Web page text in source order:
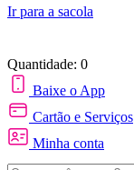
Ir para a sacola
Quantidade: 0
Baixe o App
Cartão e Serviços
Minha conta